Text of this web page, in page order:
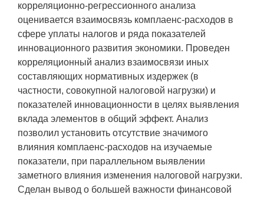
корреляционно-регрессионного анализа
оценивается взаимосвязь комплаенс-расходов в
сфере уплаты налогов и ряда показателей
инновационного развития экономики. Проведен
корреляционный анализ взаимосвязи иных
составляющих нормативных издержек (в
частности, совокупной налоговой нагрузки) и
показателей инновационности в целях выявления
вклада элементов в общий эффект. Анализ
позволил установить отсутствие значимого
влияния комплаенс-расходов на изучаемые
показатели, при параллельном выявлении
заметного влияния изменения налоговой нагрузки.
Сделан вывод о большей важности финансовой